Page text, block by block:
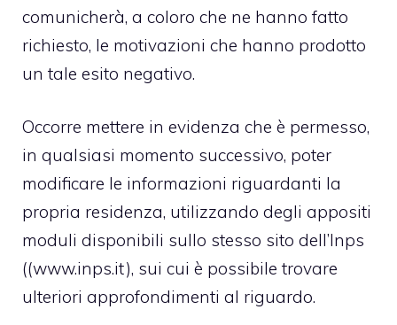
comunicherà, a coloro che ne hanno fatto
richiesto, le motivazioni che hanno prodotto
un tale esito negativo.
Occorre mettere in evidenza che è permesso,
in qualsiasi momento successivo, poter
modificare le informazioni riguardanti la
propria residenza, utilizzando degli appositi
moduli disponibili sullo stesso sito dell’Inps
((www.inps.it), sui cui è possibile trovare
ulteriori approfondimenti al riguardo.